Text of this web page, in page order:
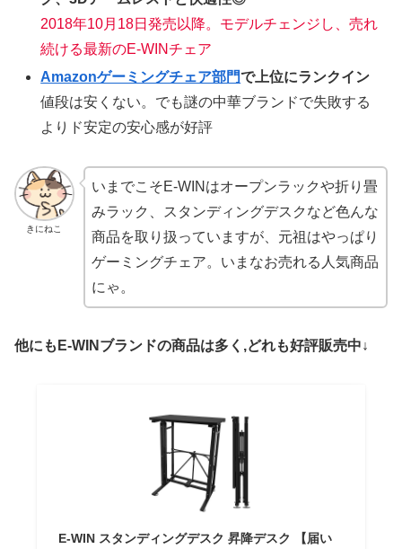
2018年10月18日発売以降。モデルチェンジし、売れ
続ける最新のE-WINチェア
Amazonゲーミングチェア部門で上位にランクイン
値段は安くない。でも謎の中華ブランドで失敗する
よりド安定の安心感が好評
きにねこ
いまでこそE-WINはオープンラックや折り畳
みラック、スタンディングデスクなど色んな
商品を取り扱っていますが、元祖はやっぱり
ゲーミングチェア。いまなお売れる人気商品
にゃ。
他にもE-WINブランドの商品は多く,どれも好評販売中↓
E-WIN スタンディングデスク 昇降デスク 【届い